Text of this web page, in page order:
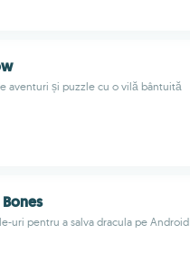
aventuri și puzzle cu o vilă bântuită
uri pentru a salva dracula pe Android